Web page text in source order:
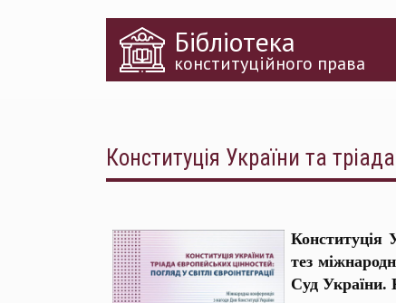
Бібліотека
конституційного права
Конституція України та
Конституція
тез
Суд України.